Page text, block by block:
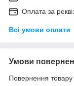
Оплата за
Всі умови оплати
Умови
Повернення